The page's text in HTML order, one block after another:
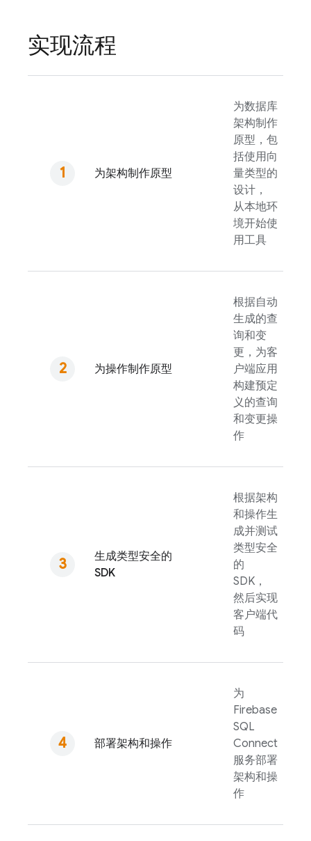
实现流程
为架构制作原型
为数据库
架构制作
原型，包
括使用向
量类型的
设计，
从本地环
境开始使
用工具
为操作制作原型
根据自动
生成的查
询和变
更，为客
户端应用
构建预定
义的查询
和变更操
作
生成类型安全的
SDK
根据架构
和操作生
成并测试
类型安全
的
SDK，
然后实现
客户端代
码
部署架构和操作
为
Firebase
SQL
Connect
服务部署
架构和操
作